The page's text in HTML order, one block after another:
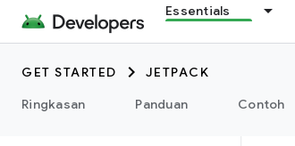
Essentials
GET STARTED
JETPACK
Ringkasan
Panduan Contoh
androidx.glance
androidx.gridlayout